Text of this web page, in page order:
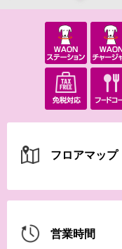
フロアマップ
営業時間